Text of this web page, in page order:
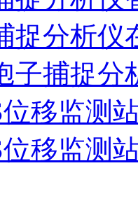
捉分析仪
子捕捉分
位移监测
位移监测